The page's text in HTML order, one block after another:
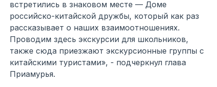
встретились в знаковом месте — Доме
российско-китайской дружбы, который как раз
рассказывает о наших взаимоотношениях.
Проводим здесь экскурсии для школьников,
также сюда приезжают экскурсионные группы с
китайскими туристами», - подчеркнул глава
Приамурья.